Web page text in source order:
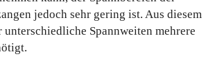
jedoch sehr gering ist. Aus diesem
Spannweiten mehrere